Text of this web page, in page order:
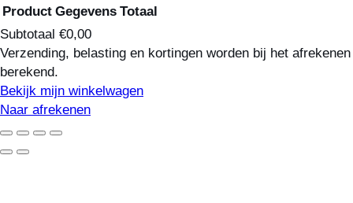
Producten
in
winkelwagen
Product Gegevens Totaal
Subtotaal €0,00
Verzending, belasting en kortingen worden bij het afrekenen
berekend.
Bekijk mijn winkelwagen
Naar afrekenen